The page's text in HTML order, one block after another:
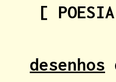
[
desenhos